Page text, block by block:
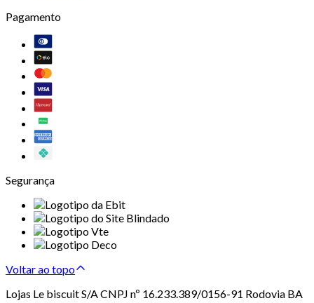
Pagamento
Segurança
Voltar ao topo
Lojas Le biscuit S/A CNPJ nº 16.233.389/0156-91 Rodovia BA